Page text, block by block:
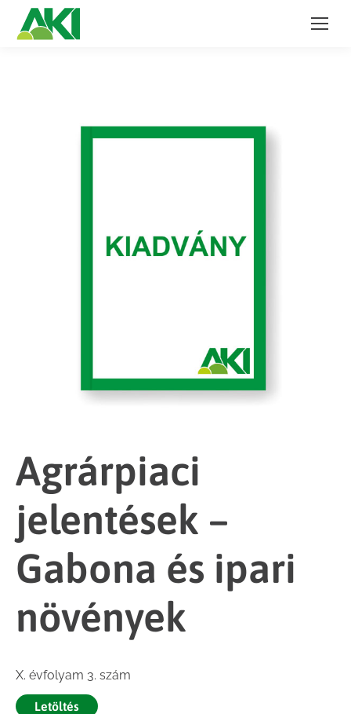
Agrárpiaci
jelentések –
Gabona és ipari
növények
X. évfolyam 3. szám
Letöltés